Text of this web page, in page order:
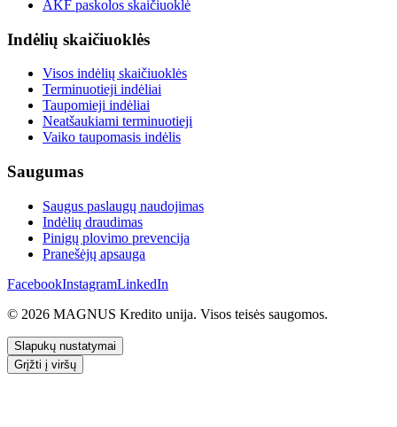
AKF paskolos skaičiuoklė
Indėlių skaičiuoklės
Visos indėlių skaičiuoklės
Terminuotieji indėliai
Taupomieji indėliai
Neatšaukiami terminuotieji
Vaiko taupomasis indėlis
Saugumas
Saugus paslaugų naudojimas
Indėlių draudimas
Pinigų plovimo prevencija
Pranešėjų apsauga
FacebookInstagramLinkedIn
© 2026 MAGNUS Kredito unija. Visos teisės saugomos.
Slapukų nustatymai
Grįžti į viršų